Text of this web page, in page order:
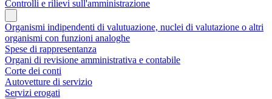
Controlli e rilievi sull'amministrazione
Organismi indipendenti di valutuazione, nuclei di valutazione o altri
organismi con funzioni analoghe
Spese di rappresentanza
Organi di revisione amministrativa e contabile
Corte dei conti
Autovetture di servizio
Servizi erogati